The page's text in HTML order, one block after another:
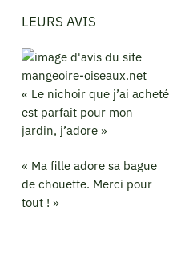
LEURS AVIS
« Le nichoir que j’ai acheté
est parfait pour mon
jardin, j’adore »
« Ma fille adore sa bague
de chouette. Merci pour
tout ! »